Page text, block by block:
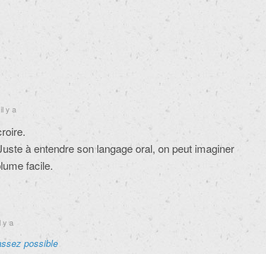
y a
à entendre son langage oral, on peut imaginer
facile.
y a
possible